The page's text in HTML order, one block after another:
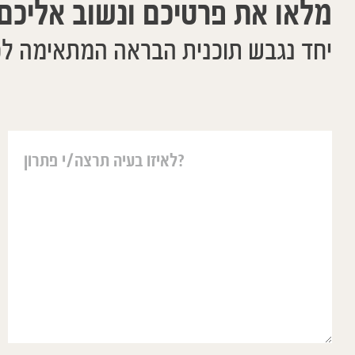
מלאו את פרטיכם ונשוב
יחד נגבש תוכנית הבראה המתאימה
יאיר עזר לנו